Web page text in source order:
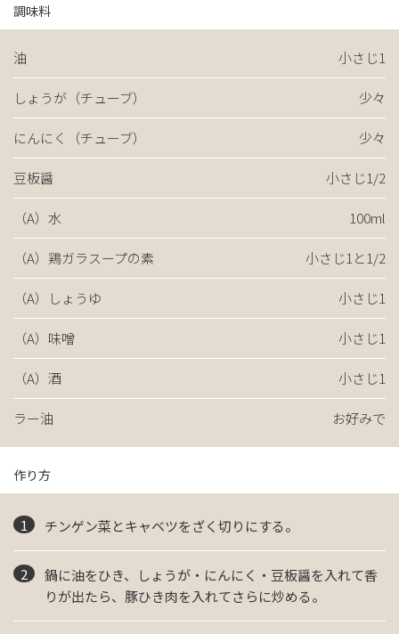
調味料
油 小さじ1
しょうが（チューブ） 少々
にんにく（チューブ） 少々
豆板醤 小さじ1/2
（A）水 100ml
（A）鶏ガラスープの素 小さじ1と1/2
（A）しょうゆ 小さじ1
（A）味噌 小さじ1
（A）酒 小さじ1
ラー油 お好みで
作り方
チンゲン菜とキャベツをざく切りにする。
鍋に油をひき、しょうが・にんにく・豆板醤を入れて香
りが出たら、豚ひき肉を入れてさらに炒める。